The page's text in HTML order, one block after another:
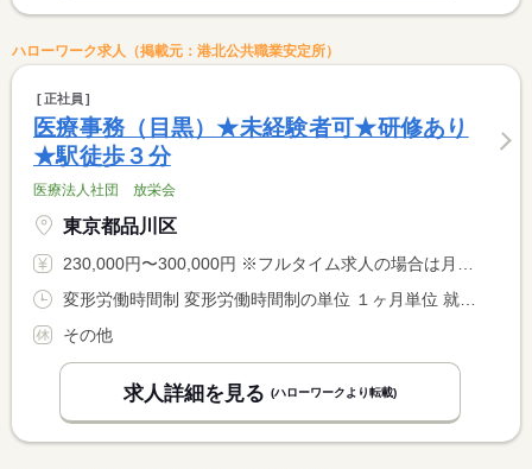
ハローワーク求人（掲載元：港北公共職業安定所）
正社員
医療事務（目黒）★未経験者可★研修あり
★駅徒歩３分
医療法人社団 放栄会
東京都品川区
230,000円〜300,000円 ※フルタイム求人の場合は月額（換算額）、パート求人の場合は時間額を表示しています。
その他
求人詳細を見る (ハローワークより転載)